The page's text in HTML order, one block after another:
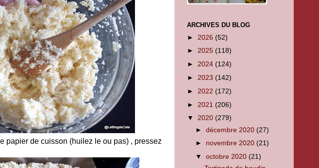
papier de cuisson (huilez le ou pas) , pressez
ARCHIVES DU BLOG
► 2026 (52)
► 2025 (118)
► 2024 (124)
► 2023 (142)
► 2022 (172)
► 2021 (206)
▼ 2020 (279)
►décembre 2020(27)
► novembre 2020(21)
▼octobre 2020(21)